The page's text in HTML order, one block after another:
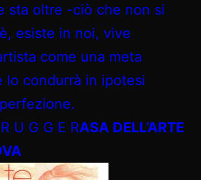
sta oltre -ciò che non si
esiste in noi, vive
come una meta
lo condurrà in ipotesi
G G E RASA DELL’ARTE